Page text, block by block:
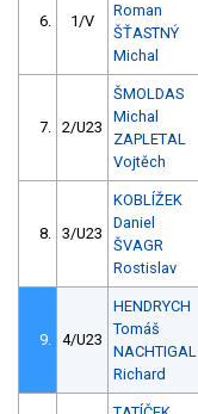
6. 1/V
Roman
ŠŤASTNÝ
Michal
7. 2/U23
ŠMOLDAS
Michal
ZAPLETAL
Vojtěch
8. 3/U23
KOBLÍŽEK
Daniel
ŠVAGR
Rostislav
9. 4/U23
HENDRYCH
Tomáš
NACHTIGAL
Richard